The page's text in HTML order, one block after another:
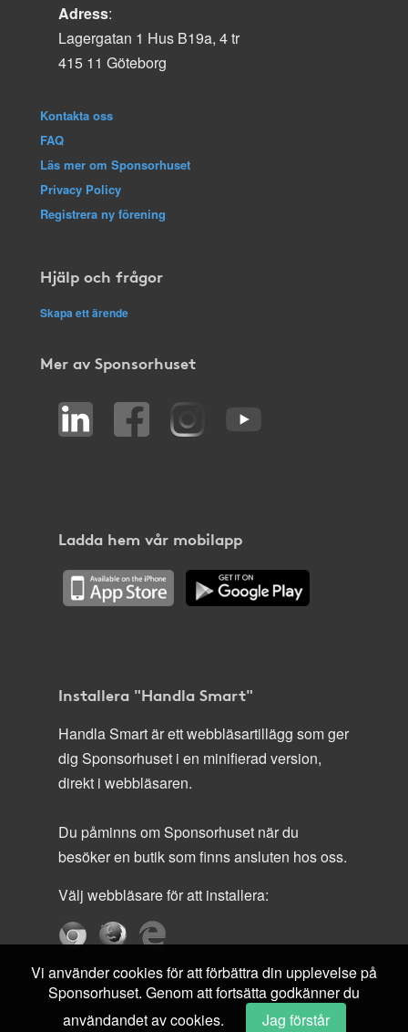
Adress:
Lagergatan 1 Hus B19a, 4 tr
415 11 Göteborg
Kontakta oss
FAQ
Läs mer om Sponsorhuset
Privacy Policy
Registrera ny förening
Hjälp och frågor
Skapa ett ärende
Mer av Sponsorhuset
Ladda hem vår mobilapp
Installera "Handla Smart"
Handla Smart är ett webbläsartillägg som ger
dig Sponsorhuset i en minifierad version,
direkt i webbläsaren.
Du påminns om Sponsorhuset när du
besöker en butik som finns ansluten hos oss.
Välj webbläsare för att installera:
Vi använder cookies för att förbättra din upplevelse på
Sponsorhuset. Genom att fortsätta godkänner du
användandet av cookies.
Jag förstår